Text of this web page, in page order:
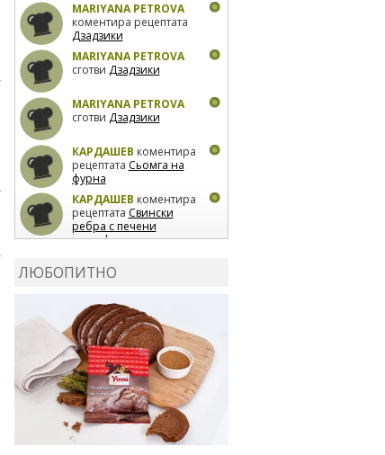
MARIYANA PETROVA
коментира рецептата
Дзадзики
MARIYANA PETROVA
сготви Дзадзики
MARIYANA PETROVA
сготви Дзадзики
КАРДАШЕВ коментира
рецептата Сьомга на
фурна
КАРДАШЕВ коментира
рецептата Свински
ребра с печени
картофи
лимон
коментира рецептата
Киноа със зеленчуци
ЛЮБОПИТНО